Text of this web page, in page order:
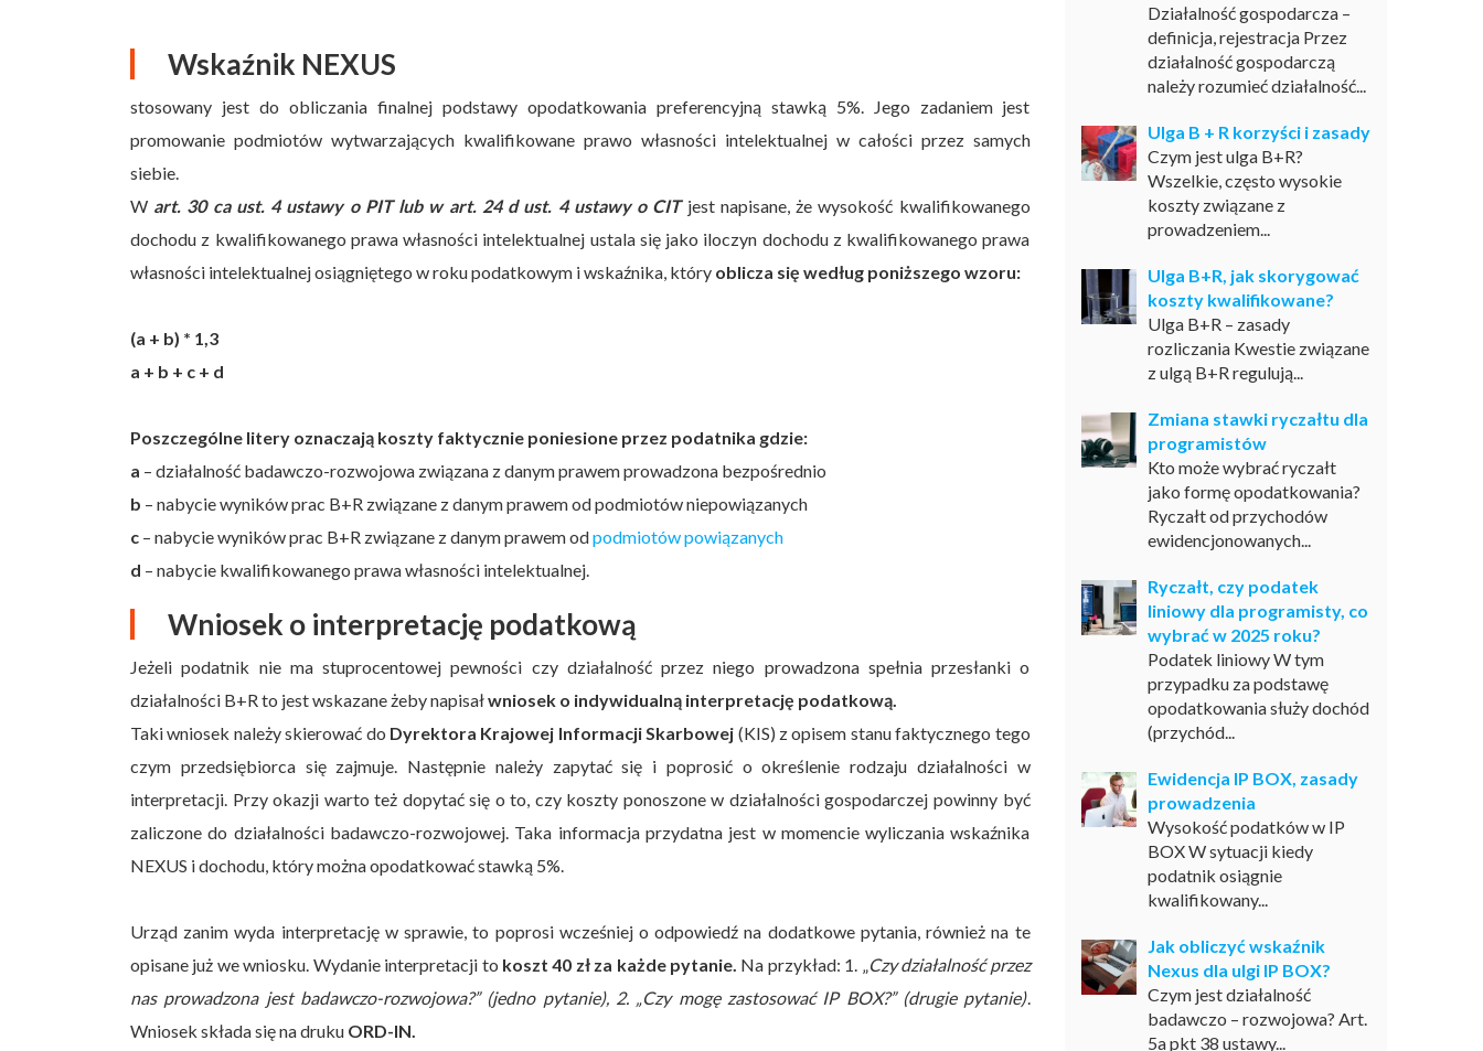
Wskaźnik NEXUS
stosowany jest do obliczania finalnej podstawy opodatkowania preferencyjną stawką 5%. Jego zadaniem jest
promowanie podmiotów wytwarzających kwalifikowane prawo własności intelektualnej w całości przez samych
siebie.
W art. 30 ca ust. 4 ustawy o PIT lub w art. 24 d ust. 4 ustawy o CIT jest napisane, że wysokość kwalifikowanego
dochodu z kwalifikowanego prawa własności intelektualnej ustala się jako iloczyn dochodu z kwalifikowanego prawa
własności intelektualnej osiągniętego w roku podatkowym i wskaźnika, który oblicza się według poniższego wzoru:
(a + b) * 1,3
a + b + c + d
Poszczególne litery oznaczają koszty faktycznie poniesione przez podatnika gdzie:
a – działalność badawczo-rozwojowa związana z danym prawem prowadzona bezpośrednio
b – nabycie wyników prac B+R związane z danym prawem od podmiotów niepowiązanych
c – nabycie wyników prac B+R związane z danym prawem odpodmiotów powiązanych
d – nabycie kwalifikowanego prawa własności intelektualnej.
Wniosek o interpretację podatkową
Jeżeli podatnik nie ma stuprocentowej pewności czy działalność przez niego prowadzona spełnia przesłanki o
działalności B+R to jest wskazane żeby napisałwniosek o indywidualną interpretację podatkową.
Taki wniosek należy skierować do Dyrektora Krajowej Informacji Skarbowej (KIS) z opisem stanu faktycznego tego
czym przedsiębiorca się zajmuje. Następnie należy zapytać się i poprosić o określenie rodzaju działalności w
interpretacji. Przy okazji warto też dopytać się o to, czy koszty ponoszone w działalności gospodarczej powinny być
zaliczone do działalności badawczo-rozwojowej. Taka informacja przydatna jest w momencie wyliczania wskaźnika
NEXUS i dochodu, który można opodatkować stawką 5%.
Urząd zanim wyda interpretację w sprawie, to poprosi wcześniej o odpowiedź na dodatkowe pytania, również na te
opisane już we wniosku. Wydanie interpretacji to koszt 40 zł za każde pytanie. Na przykład: 1. „Czy działalność przez
nas prowadzona jest badawczo-rozwojowa?” (jedno pytanie), 2. „Czy mogę zastosować IP BOX?” (drugie pytanie).
Wniosek składa się na druku ORD-IN.
Działalność gospodarcza –
definicja, rejestracja Przez
działalność gospodarczą
należy rozumieć działalność...
Ulga B + R korzyści i zasady
Czym jest ulga B+R?
Wszelkie, często wysokie
koszty związane z
prowadzeniem...
Ulga B+R, jak skorygować
koszty kwalifikowane?
Ulga B+R – zasady
rozliczania Kwestie związane
z ulgą B+R regulują...
Zmiana stawki ryczałtu dla
programistów
Kto może wybrać ryczałt
jako formę opodatkowania?
Ryczałt od przychodów
ewidencjonowanych...
Ryczałt, czy podatek
liniowy dla programisty, co
wybrać w 2025 roku?
Podatek liniowy W tym
przypadku za podstawę
opodatkowania służy dochód
(przychód...
Ewidencja IP BOX, zasady
prowadzenia
Wysokość podatków w IP
BOX W sytuacji kiedy
podatnik osiągnie
kwalifikowany...
Jak obliczyć wskaźnik
Nexus dla ulgi IP BOX?
Czym jest działalność
badawczo – rozwojowa? Art.
5a pkt 38 ustawy...